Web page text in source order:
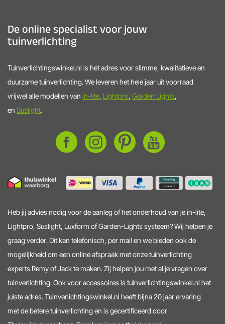
De online specialist voor jouw
tuinverlichting
Tuinverlichtingswinkel.nl is hét adres voor slimme, kwalitatieve en
duurzame tuinverlichting. We leveren het hele jaar uit voorraad
vrijwel alle modellen van in-lite, Lightpro, Garden Lights,
en Suslight.
Heb jij advies nodig voor de aanleg of het onderhoud van je in-lite,
Lightpro, Suslight, Luxform of Garden-Lights systeem? Wij helpen je
graag verder. Dit kan telefonisch, per mail en we bieden ook de
mogelijkheid om een online afspraak met onze tuinverlichting
experts Remy of Jack te maken. Zij helpen jou met al je vragen over
tuinverlichting. Ook voor accessoires is tuinverlichtingswinkel.nl het
juiste adres. Tuinverlichtingswinkel.nl heeft bijna 20 jaar ervaring
met de betere tuinverlichting en is gecertificeerd door